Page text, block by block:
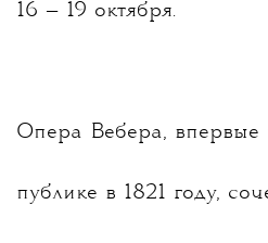
16 — 19 октября.
Опера Вебера, впервые
публике в 1821 году,